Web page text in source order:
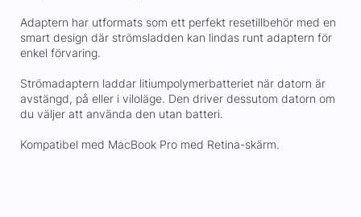
Adaptern har utformats som ett perfekt resetillbehör med en
smart design där strömsladden kan lindas runt adaptern för
enkel förvaring.
Strömadaptern laddar litiumpolymerbatteriet när datorn är
avstängd, på eller i viloläge. Den driver dessutom datorn om
du väljer att använda den utan batteri.
Kompatibel med MacBook Pro med Retina-skärm.